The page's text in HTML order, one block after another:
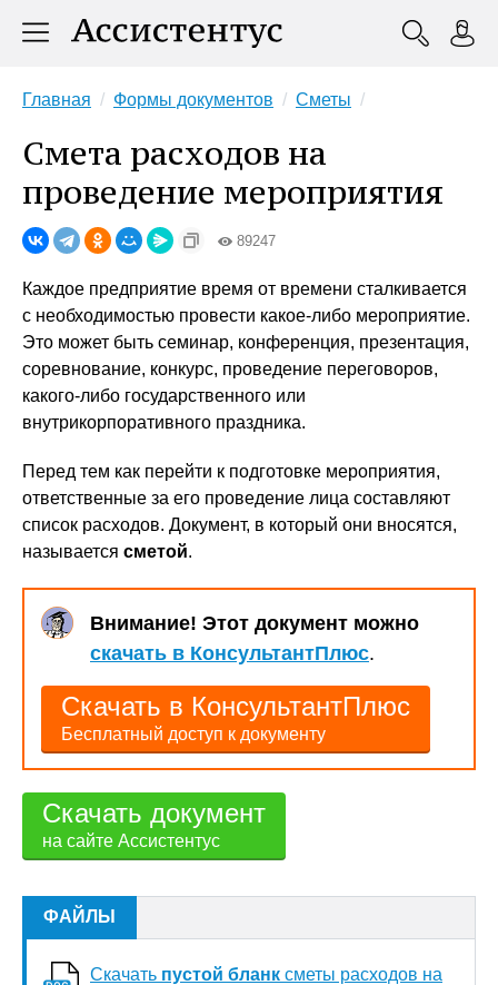
Главная Формы документов Сметы
Смета расходов на
проведение мероприятия
89247
Каждое предприятие время от времени сталкивается
с необходимостью провести какое-либо мероприятие.
Это может быть семинар, конференция, презентация,
соревнование, конкурс, проведение переговоров,
какого-либо государственного или
внутрикорпоративного праздника.
Перед тем как перейти к подготовке мероприятия,
ответственные за его проведение лица составляют
список расходов. Документ, в который они вносятся,
называется сметой.
Внимание! Этот документ можно
скачать в КонсультантПлюс.
Скачать в КонсультантПлюс
Бесплатный доступ к документу
Скачать документ
на сайте Ассистентус
ФАЙЛЫ
Скачать пустой бланк сметы расходов на